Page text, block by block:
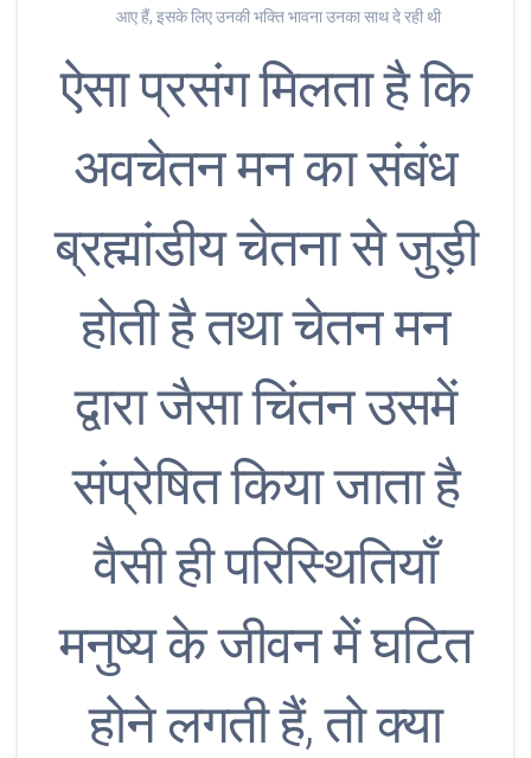
आए हैं, इसके लिए उनकी भक्ति भावना उनका साथ दे रही थी
ऐसा प्रसंग मिलता है कि
अवचेतन मन का संबंध
ब्रह्मांडीय चेतना से जुड़ी
होती है तथा चेतन मन
द्वारा जैसा चिंतन उसमें
संप्रेषित किया जाता है
वैसी ही परिस्थितियाँ
मनुष्य के जीवन में घटित
होने लगती हैं, तो क्या